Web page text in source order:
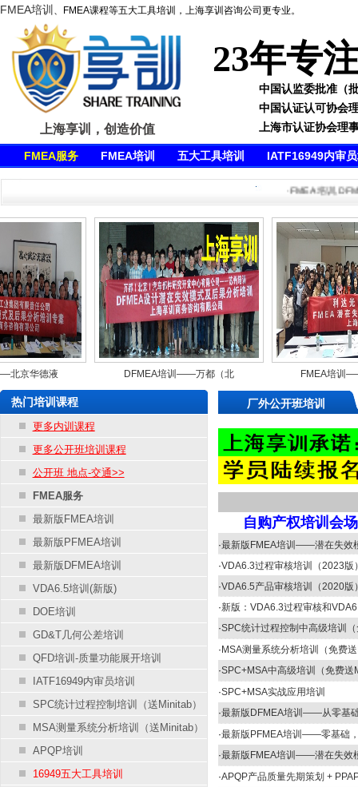
FMEA培训 、FMEA课程等五大工具培训，上海享训咨询公司更专业。
上海享训，创造价值
23年专
中国认监委批准（
中国认证认可协会
上海市认证协会理
FMEA服务 FMEA培训 五大工具培训 IATF16949内审
·FMEA培训
华德液
责
DFMEA培训——万都（北
京）汽车零部件研究开
FMEA培训——利
份有限公
热门培训课程
更多内训课程
更多公开班培训课程
公开班 地点-交通>>
FMEA服务
最新版FMEA培训
最新版PFMEA培训
最新版DFMEA培训
VDA6.5培训(新版)
DOE培训
GD&T几何公差培训
QFD培训-质量功能展开培训
IATF16949内审员培训
SPC统计过程控制培训（送Minitab）
MSA测量系统分析培训（送Minitab）
APQP培训
16949五大工具培训
厂外公开班培训
自购产权培训会
·最新版FMEA培训——潜在失效
·VDA6.3过程审核培训（2023版
·VDA6.5产品审核培训（2020版
·新版：VDA6.3过程审核和
·SPC统计过程控制中高级培训
· MSA测量系统分析培训（免费
·SPC+MSA中高级培训（免费送
·SPC+MSA实战应用培训
·最新版DFMEA培训——从零基
·最新版PFMEA培训——零基础
·最新版FMEA培训——潜在失效
·APQP产品质量先期策划 +